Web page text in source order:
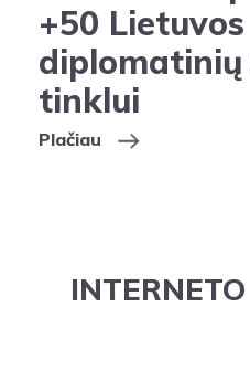
+50 Lietuvos
tinklui
Plačiau